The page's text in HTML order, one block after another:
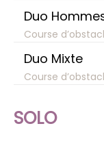
Duo
Course
Duo Mixte
Course
SOLO